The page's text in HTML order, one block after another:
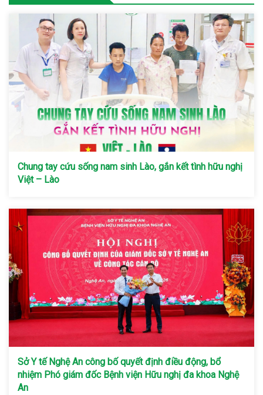
Chung tay cứu sống nam sinh Lào, gắn kết tình hữu nghị
Việt – Lào
Sở Y tế Nghệ An công bố quyết định điều động, bổ
nhiệm Phó giám đốc Bệnh viện Hữu nghị đa khoa Nghệ
An